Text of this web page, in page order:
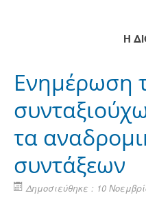
Η
Ενημέρωση
τα
συντάξεων
Δημοσιεύθηκε : 10